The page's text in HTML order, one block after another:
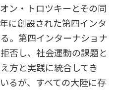
ン・トロツキーとその同
に創設された第四インタ
。第四インターナショナ
否し、社会運動の課題と
方と実践に統合してき
るが、すべての大陸に存